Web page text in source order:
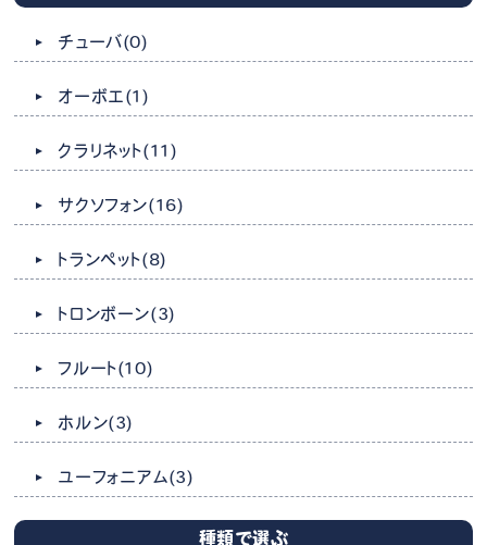
チューバ(0)
オーボエ (1)
クラリネット(11)
サクソフォン(16)
トランペット(8)
トロンボーン(3)
フルート(10)
ホルン(3)
ユーフォニアム (3)
種類で選ぶ